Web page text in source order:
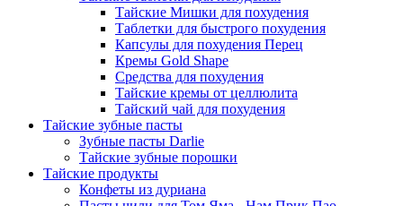
Тайские Мишки для похудения
Таблетки для быстрого похудения
Капсулы для похудения Перец
Кремы Gold Shape
Средства для похудения
Тайские кремы от целлюлита
Тайский чай для похудения
Тайские зубные пасты
Зубные пасты Darlie
Тайские зубные порошки
Тайские продукты
Конфеты из дуриана